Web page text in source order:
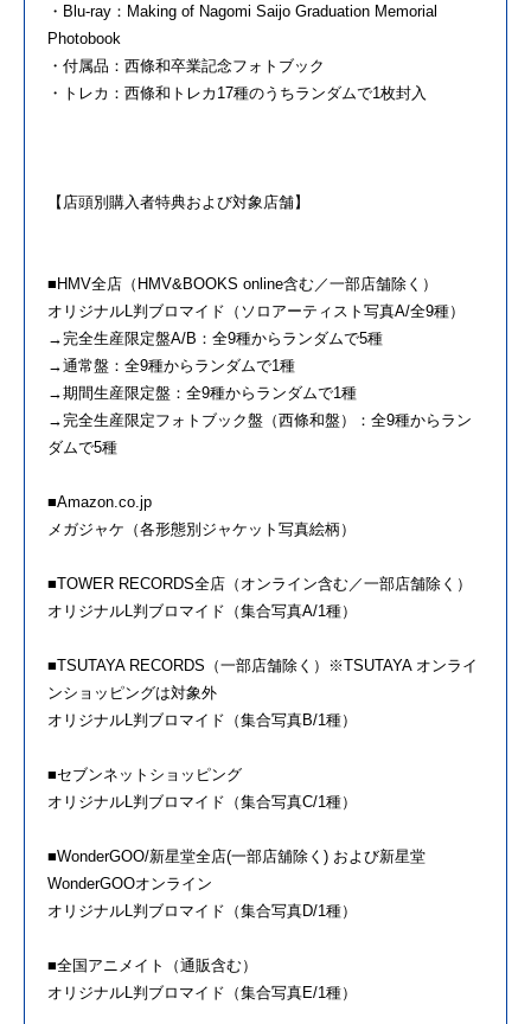
・Blu-ray：Making of Nagomi Saijo Graduation Memorial
Photobook
・付属品：西條和卒業記念フォトブック
・トレカ：西條和トレカ17種のうちランダムで1枚封入
【店頭別購入者特典および対象店舗】
■HMV全店（HMV&BOOKS online含む／一部店舗除く）
オリジナルL判ブロマイド（ソロアーティスト写真A/全9種）
→完全生産限定盤A/B：全9種からランダムで5種
→通常盤：全9種からランダムで1種
→期間生産限定盤：全9種からランダムで1種
→完全生産限定フォトブック盤（西條和盤）：全9種からラン
ダムで5種
■Amazon.co.jp
メガジャケ（各形態別ジャケット写真絵柄）
■TOWER RECORDS全店（オンライン含む／一部店舗除く）
オリジナルL判ブロマイド（集合写真A/1種）
■TSUTAYA RECORDS（一部店舗除く）※TSUTAYA オンライ
ンショッピングは対象外
オリジナルL判ブロマイド（集合写真B/1種）
■セブンネットショッピング
オリジナルL判ブロマイド（集合写真C/1種）
■WonderGOO/新星堂全店(一部店舖除く) および新星堂
WonderGOOオンライン
オリジナルL判ブロマイド（集合写真D/1種）
■全国アニメイト（通販含む）
オリジナルL判ブロマイド（集合写真E/1種）